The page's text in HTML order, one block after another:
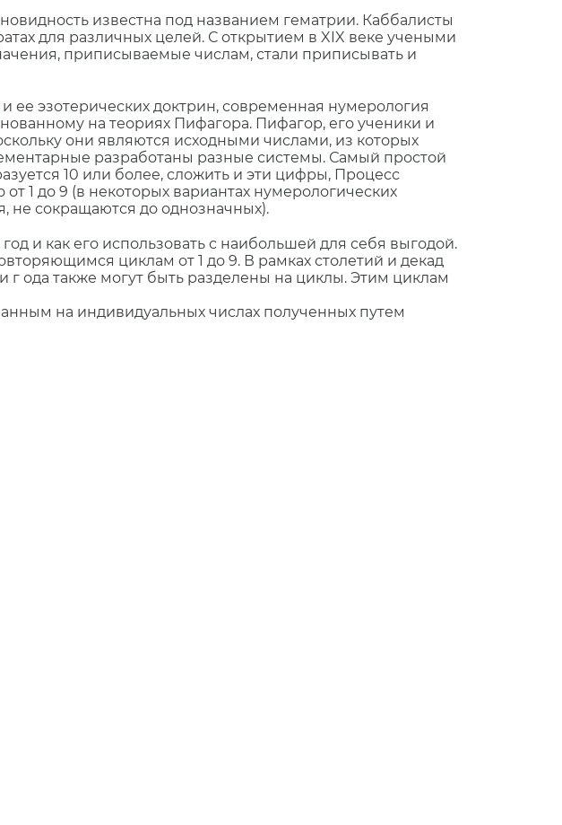
известна под названием гематрии. Каббалисты
для различных целей. С открытием в XIX веке учеными
приписываемые числам, стали приписывать и
ее эзотерических доктрин, современная нумерология
на теориях Пифагора. Пифагор, его ученики и
они являются исходными числами, из которых
разработаны разные системы. Самый простой
10 или более, сложить и эти цифры, Процесс
1 до 9 (в некоторых вариантах нумерологических
не сокращаются до однозначных).
и как его использовать с наибольшей для себя выгодой.
циклам от 1 до 9. В рамках столетий и декад
ода также могут быть разделены на циклы. Этим циклам
на индивидуальных числах полученных путем